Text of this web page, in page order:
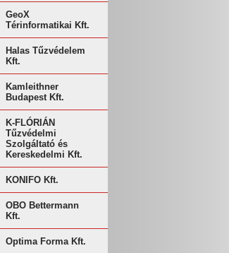
GeoX
Térinformatikai Kft.
Halas Tűzvédelem
Kft.
Kamleithner
Budapest Kft.
K-FLÓRIÁN
Tűzvédelmi
Szolgáltató és
Kereskedelmi Kft.
KONIFO Kft.
OBO Bettermann
Kft.
Optima Forma Kft.